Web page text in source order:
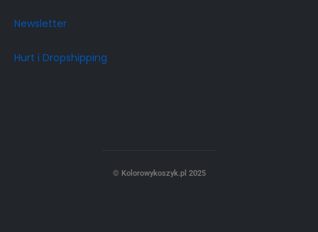
Newsletter
Hurt i Dropshipping
© Kolorowykoszyk.pl 2025